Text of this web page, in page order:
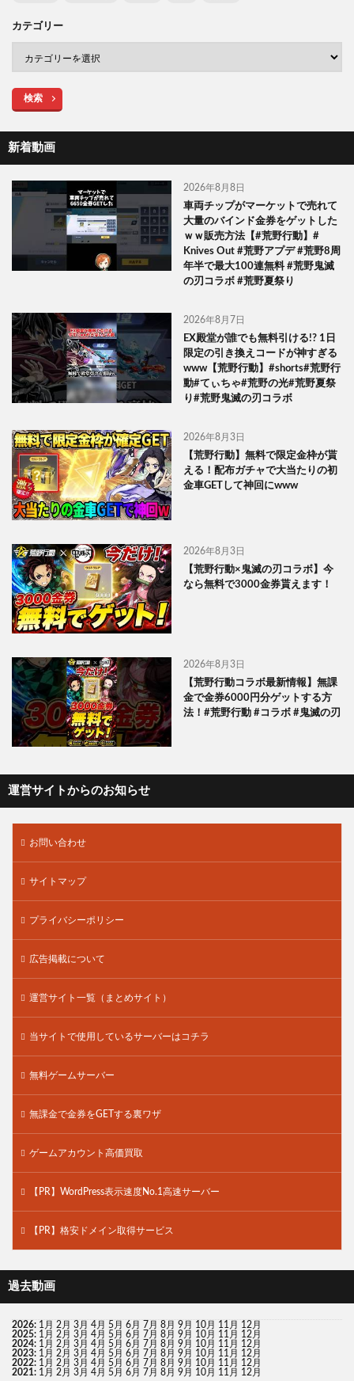
カテゴリー
検索
新着動画
2026年8月8日
車両チップがマーケットで売れて
大量のバインド金券をゲットした
ｗｗ販売方法【#荒野行動】#
Knives Out #荒野アプデ #荒野8周
年半で最大100連無料 #荒野鬼滅
の刃コラボ #荒野夏祭り
2026年8月7日
EX殿堂が誰でも無料引ける!? 1日
限定の引き換えコードが神すぎる
www【荒野行動】#shorts#荒野行
動#てぃちゃ#荒野の光#荒野夏祭
り#荒野鬼滅の刃コラボ
2026年8月3日
【荒野行動】無料で限定金枠が貰
える！配布ガチャで大当たりの初
金車GETして神回にwww
2026年8月3日
【荒野行動×鬼滅の刃コラボ】今
なら無料で3000金券貰えます！
2026年8月3日
【荒野行動コラボ最新情報】無課
金で金券6000円分ゲットする方
法！#荒野行動 #コラボ #鬼滅の刃
運営サイトからのお知らせ
お問い合わせ
サイトマップ
プライバシーポリシー
広告掲載について
運営サイト一覧（まとめサイト）
当サイトで使用しているサーバーはコチラ
無料ゲームサーバー
無課金で金券をGETする裏ワザ
ゲームアカウント高価買取
【PR】WordPress表示速度No.1高速サーバー
【PR】格安ドメイン取得サービス
過去動画
2026: 1月 2月 3月 4月 5月 6月 7月 8月 9月 10月 11月 12月
2025: 1月 2月 3月 4月 5月 6月 7月 8月 9月 10月 11月 12月
2024: 1月 2月 3月 4月 5月 6月 7月 8月 9月 10月 11月 12月
2023: 1月 2月 3月 4月 5月 6月 7月 8月 9月 10月 11月 12月
2022: 1月 2月 3月 4月 5月 6月 7月 8月 9月 10月 11月 12月
2021: 1月 2月 3月 4月 5月 6月 7月 8月 9月 10月 11月 12月